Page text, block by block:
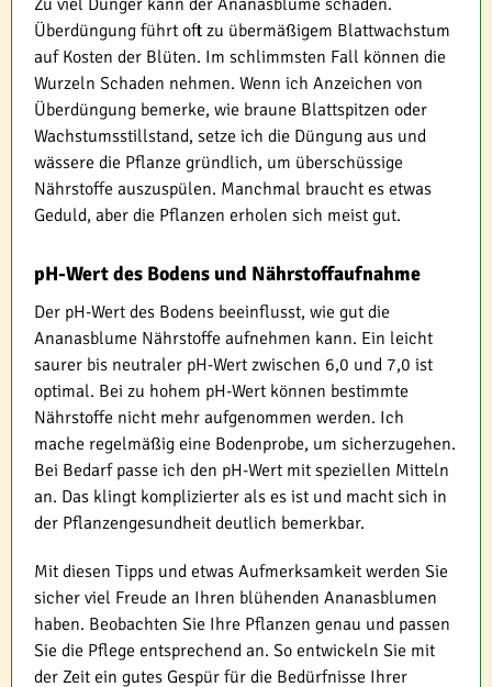
Zu viel Dünger kann der Ananasblume schaden.
Überdüngung führt oft zu übermäßigem Blattwachstum
auf Kosten der Blüten. Im schlimmsten Fall können die
Wurzeln Schaden nehmen. Wenn ich Anzeichen von
Überdüngung bemerke, wie braune Blattspitzen oder
Wachstumsstillstand, setze ich die Düngung aus und
wässere die Pflanze gründlich, um überschüssige
Nährstoffe auszuspülen. Manchmal braucht es etwas
Geduld, aber die Pflanzen erholen sich meist gut.
pH-Wert des Bodens und Nährstoffaufnahme
Der pH-Wert des Bodens beeinflusst, wie gut die
Ananasblume Nährstoffe aufnehmen kann. Ein leicht
saurer bis neutraler pH-Wert zwischen 6,0 und 7,0 ist
optimal. Bei zu hohem pH-Wert können bestimmte
Nährstoffe nicht mehr aufgenommen werden. Ich
mache regelmäßig eine Bodenprobe, um sicherzugehen.
Bei Bedarf passe ich den pH-Wert mit speziellen Mitteln
an. Das klingt komplizierter als es ist und macht sich in
der Pflanzengesundheit deutlich bemerkbar.
Mit diesen Tipps und etwas Aufmerksamkeit werden Sie
sicher viel Freude an Ihren blühenden Ananasblumen
haben. Beobachten Sie Ihre Pflanzen genau und passen
Sie die Pflege entsprechend an. So entwickeln Sie mit
der Zeit ein gutes Gespür für die Bedürfnisse Ihrer